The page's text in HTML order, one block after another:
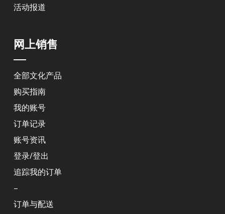
活动报道
网上销售
全部文化产品
购买指南
我的账号
订单记录
账号资讯
登录/登出
追踪我的订单
–
订单与配送